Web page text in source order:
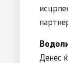
Денес